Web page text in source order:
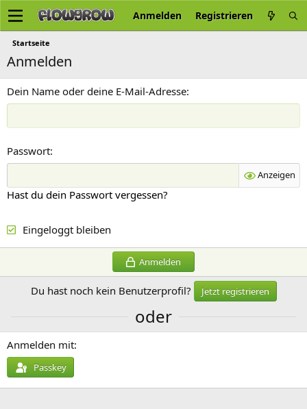
Anmelden Registrieren
Startseite
Anmelden
Dein Name oder deine E-Mail-Adresse
Passwort
Anzeigen
Hast du dein Passwort vergessen?
Eingeloggt bleiben
Anmelden
Du hast noch kein Benutzerprofil? Jetzt registrieren
oder
Anmelden mit
Passkey